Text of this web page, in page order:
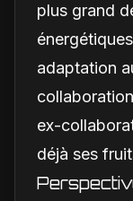
plus grand
adaptation
ex-
déjà ses